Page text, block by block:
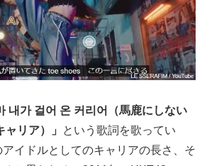
내가 걸어 온 커리어（馬鹿にしない
リア）」
という歌詞を歌ってい
イドルとしてのキャリアの長さ、そ